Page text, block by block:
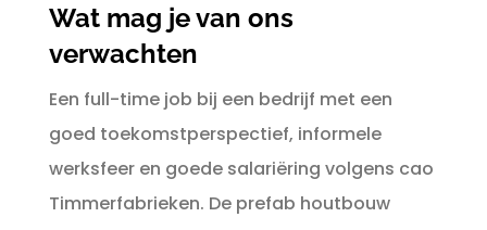
Wat mag je van ons
verwachten
Een full-time job bij een bedrijf met een
goed toekomstperspectief, informele
werksfeer en goede salariëring volgens cao
Timmerfabrieken. De prefab houtbouw